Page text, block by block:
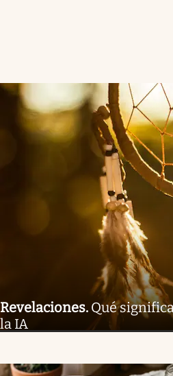
Revelaciones. Qué
la IA